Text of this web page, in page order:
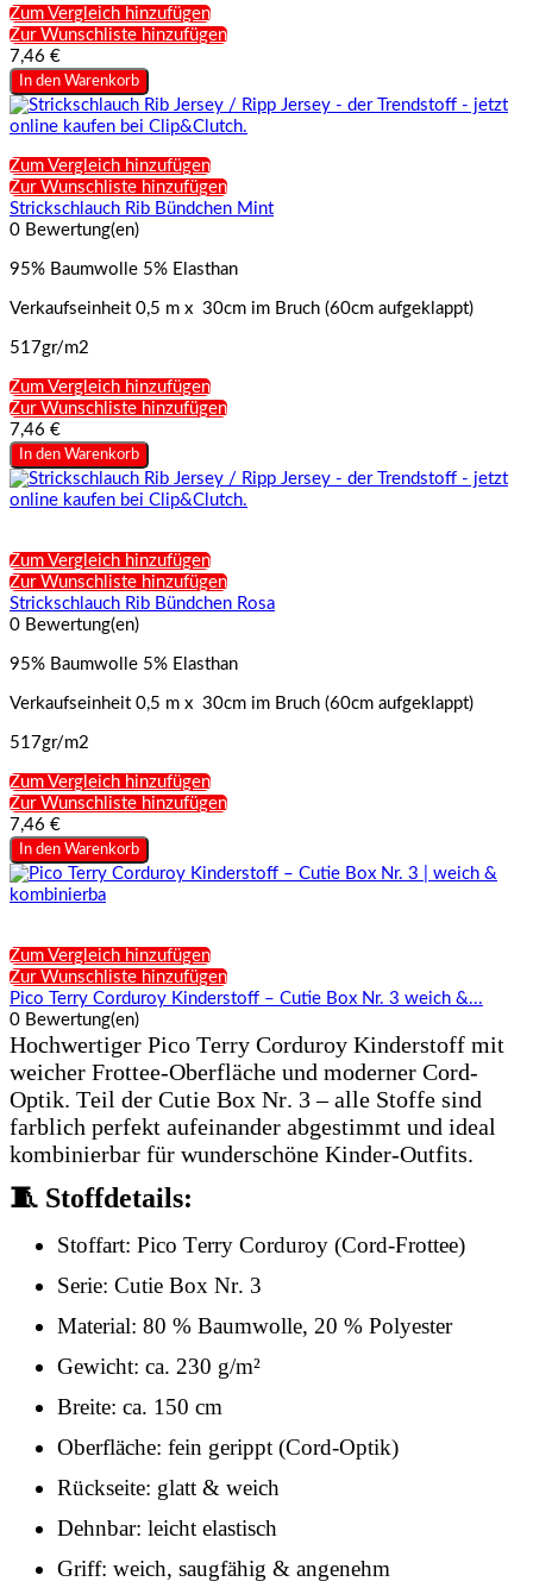
Zum Vergleich hinzufügen
Zur Wunschliste hinzufügen
7,46 €
In den Warenkorb
Zum Vergleich hinzufügen
Zur Wunschliste hinzufügen
Strickschlauch Rib Bündchen Mint
0 Bewertung(en)
95% Baumwolle 5% Elasthan
Verkaufseinheit 0,5 m x 30cm im Bruch (60cm aufgeklappt)
517gr/m2
Zum Vergleich hinzufügen
Zur Wunschliste hinzufügen
7,46 €
In den Warenkorb
Zum Vergleich hinzufügen
Zur Wunschliste hinzufügen
Strickschlauch Rib Bündchen Rosa
0 Bewertung(en)
95% Baumwolle 5% Elasthan
Verkaufseinheit 0,5 m x 30cm im Bruch (60cm aufgeklappt)
517gr/m2
Zum Vergleich hinzufügen
Zur Wunschliste hinzufügen
7,46 €
In den Warenkorb
Zum Vergleich hinzufügen
Zur Wunschliste hinzufügen
Pico Terry Corduroy Kinderstoff – Cutie Box Nr. 3 weich &...
0 Bewertung(en)
Hochwertiger Pico Terry Corduroy Kinderstoff mit
weicher Frottee-Oberfläche und moderner Cord-
Optik. Teil der Cutie Box Nr. 3 – alle Stoffe sind
farblich perfekt aufeinander abgestimmt und ideal
kombinierbar für wunderschöne Kinder-Outfits.
🧵 Stoffdetails:
Stoffart: Pico Terry Corduroy (Cord-Frottee)
Serie: Cutie Box Nr. 3
Material: 80 % Baumwolle, 20 % Polyester
Gewicht: ca. 230 g/m²
Breite: ca. 150 cm
Oberfläche: fein gerippt (Cord-Optik)
Rückseite: glatt & weich
Dehnbar: leicht elastisch
Griff: weich, saugfähig & angenehm